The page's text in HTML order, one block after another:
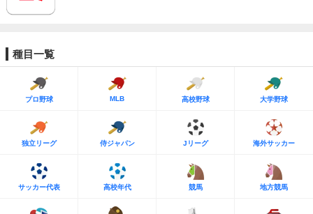
種目一覧
プロ野球 MLB 高校野球 大学野球
独立リーグ 侍ジャパン Jリーグ 海外サッカー
サッカー代表 高校年代 競馬 地方競馬